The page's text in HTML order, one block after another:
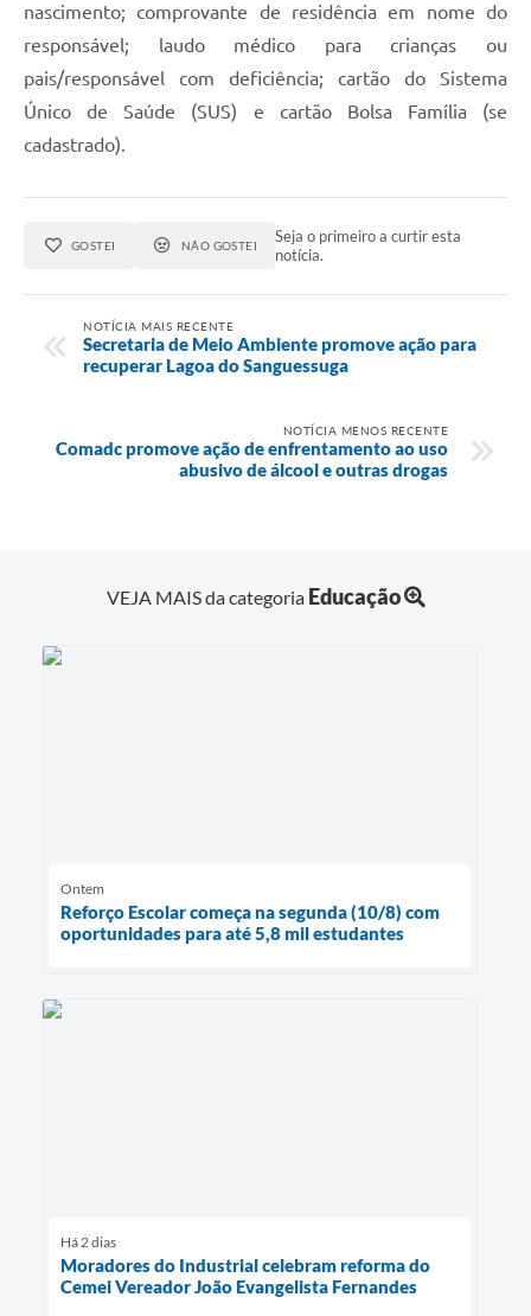
nascimento; comprovante de residência em nome do
responsável; laudo médico para crianças ou
pais/responsável com deficiência; cartão do Sistema
Único de Saúde (SUS) e cartão Bolsa Família (se
cadastrado).
GOSTEI NÃO GOSTEI
Seja o primeiro a curtir esta
notícia.
NOTÍCIA MAIS RECENTE
Secretaria de Meio Ambiente promove ação para
recuperar Lagoa do Sanguessuga
NOTÍCIA MENOS RECENTE
Comadc promove ação de enfrentamento ao uso
abusivo de álcool e outras drogas
VEJA MAIS da categoria Educação
Ontem
Reforço Escolar começa na segunda (10/8) com
oportunidades para até 5,8 mil estudantes
Há 2 dias
Moradores do Industrial celebram reforma do
Cemei Vereador João Evangelista Fernandes